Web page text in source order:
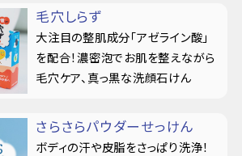
毛穴しらず
大注目の整肌成分「アゼライン酸」
を配合！濃密泡でお肌を整えながら
毛穴ケア、真っ黒な洗顔石けん
さらさらパウダーせっけん
ボディの汗や皮脂をさっぱり洗浄！